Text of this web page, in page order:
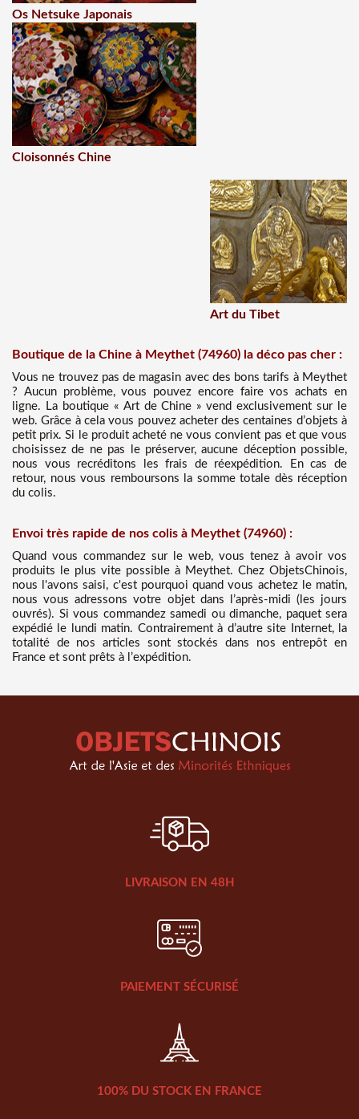
Os Netsuke Japonais
Cloisonnés Chine
Art du Tibet
Boutique de la Chine à Meythet (74960) la déco pas cher :
Vous ne trouvez pas de magasin avec des bons tarifs à Meythet
? Aucun problème, vous pouvez encore faire vos achats en
ligne. La boutique « Art de Chine » vend exclusivement sur le
web. Grâce à cela vous pouvez acheter des centaines d’objets à
petit prix. Si le produit acheté ne vous convient pas et que vous
choisissez de ne pas le préserver, aucune déception possible,
nous vous recréditons les frais de réexpédition. En cas de
retour, nous vous remboursons la somme totale dès réception
du colis.
Envoi très rapide de nos colis à Meythet (74960) :
Quand vous commandez sur le web, vous tenez à avoir vos
produits le plus vite possible à Meythet. Chez ObjetsChinois,
nous l'avons saisi, c'est pourquoi quand vous achetez le matin,
nous vous adressons votre objet dans l’après-midi (les jours
ouvrés). Si vous commandez samedi ou dimanche, paquet sera
expédié le lundi matin. Contrairement à d’autre site Internet, la
totalité de nos articles sont stockés dans nos entrepôt en
France et sont prêts à l’expédition.
LIVRAISON EN 48H
PAIEMENT SÉCURISÉ
100% DU STOCK EN FRANCE